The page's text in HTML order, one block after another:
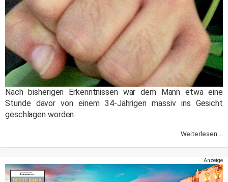
Nach bisherigen Erkenntnissen war dem Mann etwa eine
Stunde davor von einem 34-Jährigen massiv ins Gesicht
geschlagen worden.
Weiterlesen ...
Anzeige